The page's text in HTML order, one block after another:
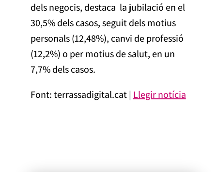
dels negocis, destaca la jubilació en el
30,5% dels casos, seguit dels motius
personals (12,48%), canvi de professió
(12,2%) o per motius de salut, en un
7,7% dels casos.
Font: terrassadigital.cat | Llegir notícia